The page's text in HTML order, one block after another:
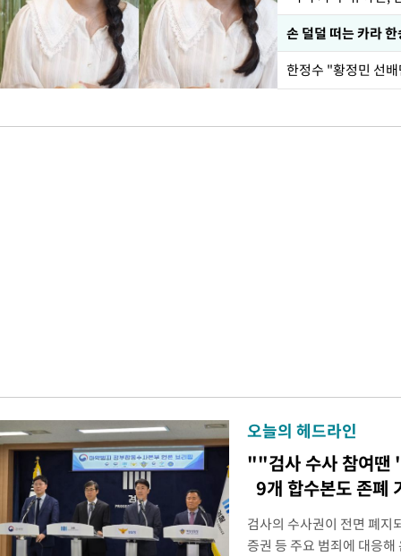
손 덜덜 떠는 카라
오늘의 헤드라인
""검사 수사 참여
9개 합수본도 존폐
검사의 수사권이 전면 폐
증권 등 주요 범죄에 대응